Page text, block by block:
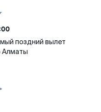
поздний вылет
Алматы